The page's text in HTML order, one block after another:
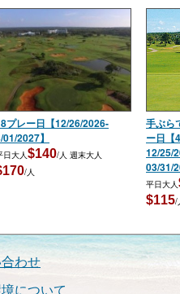
プレー日【12/26/2026-
01/2027】
日大人$140/人 週末大人
/人
手ぶら
ー日【
12/25/
03/31/
平日大人
$115/
わせ
について